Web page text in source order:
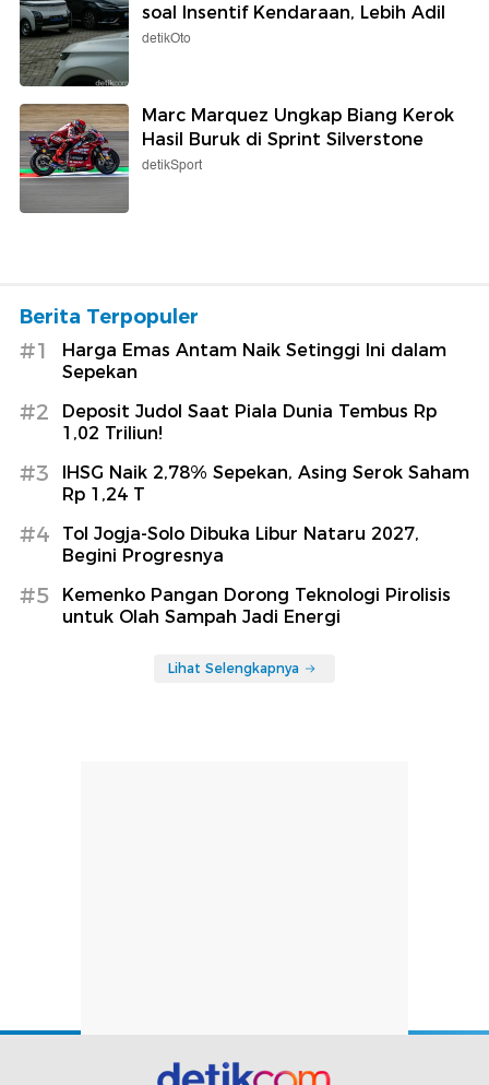
soal Insentif Kendaraan, Lebih Adil
detikOto
Marc Marquez Ungkap Biang Kerok
Hasil Buruk di Sprint Silverstone
detikSport
Berita Terpopuler
#1
Harga Emas Antam Naik Setinggi Ini dalam
Sepekan
#2
Deposit Judol Saat Piala Dunia Tembus Rp
1,02 Triliun!
#3
IHSG Naik 2,78% Sepekan, Asing Serok Saham
Rp 1,24 T
#4
Tol Jogja-Solo Dibuka Libur Nataru 2027,
Begini Progresnya
#5
Kemenko Pangan Dorong Teknologi Pirolisis
untuk Olah Sampah Jadi Energi
Lihat Selengkapnya